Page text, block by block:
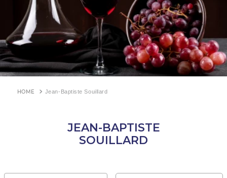
Jean-Baptiste Souillard
JEAN-BAPTISTE
SOUILLARD